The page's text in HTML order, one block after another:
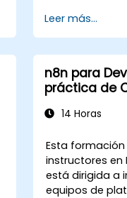
LangChain.
Construir
virtuales
casos de
Realizar
avanzado
de IA.
Leer más...
n8n para
práctica de
14 Horas
Esta
instructores en
está dirigida a
equipos de